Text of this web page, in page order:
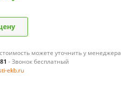
можете уточнить у менеджера
- Звонок бесплатный
ekb.ru